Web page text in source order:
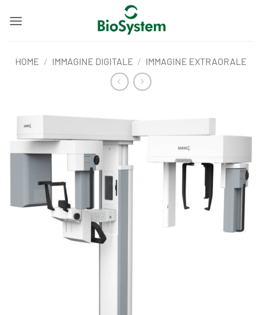
HOME / IMMAGINE DIGITALE / IMMAGINE EXTRAORALE